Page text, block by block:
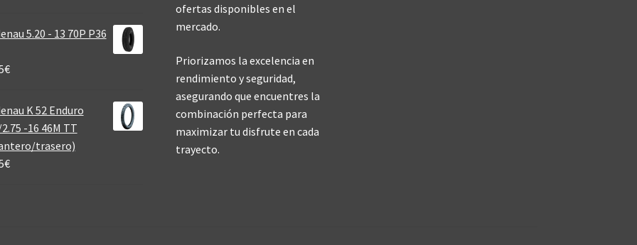
5.20 - 13 70P P36
€
K 52 Enduro
-16 46M TT
trasero)
€
ofertas disponibles en el
mercado.
Priorizamos la excelencia en
rendimiento y seguridad,
asegurando que encuentres la
combinación perfecta para
maximizar tu disfrute en cada
trayecto.